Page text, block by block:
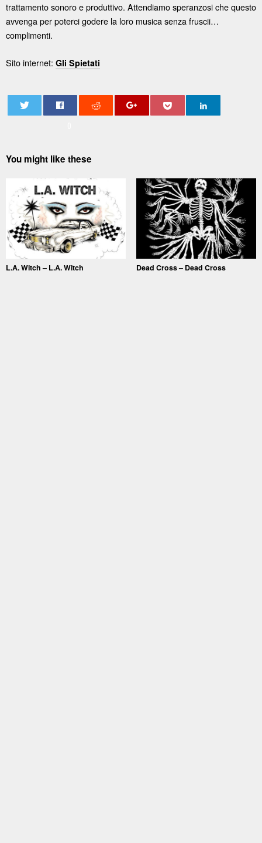
trattamento sonoro e produttivo. Attendiamo speranzosi che questo
avvenga per poterci godere la loro musica senza fruscii…
complimenti.
Sito internet: Gli Spietati
You might like these
L.A. Witch – L.A. Witch Dead Cross – Dead Cross